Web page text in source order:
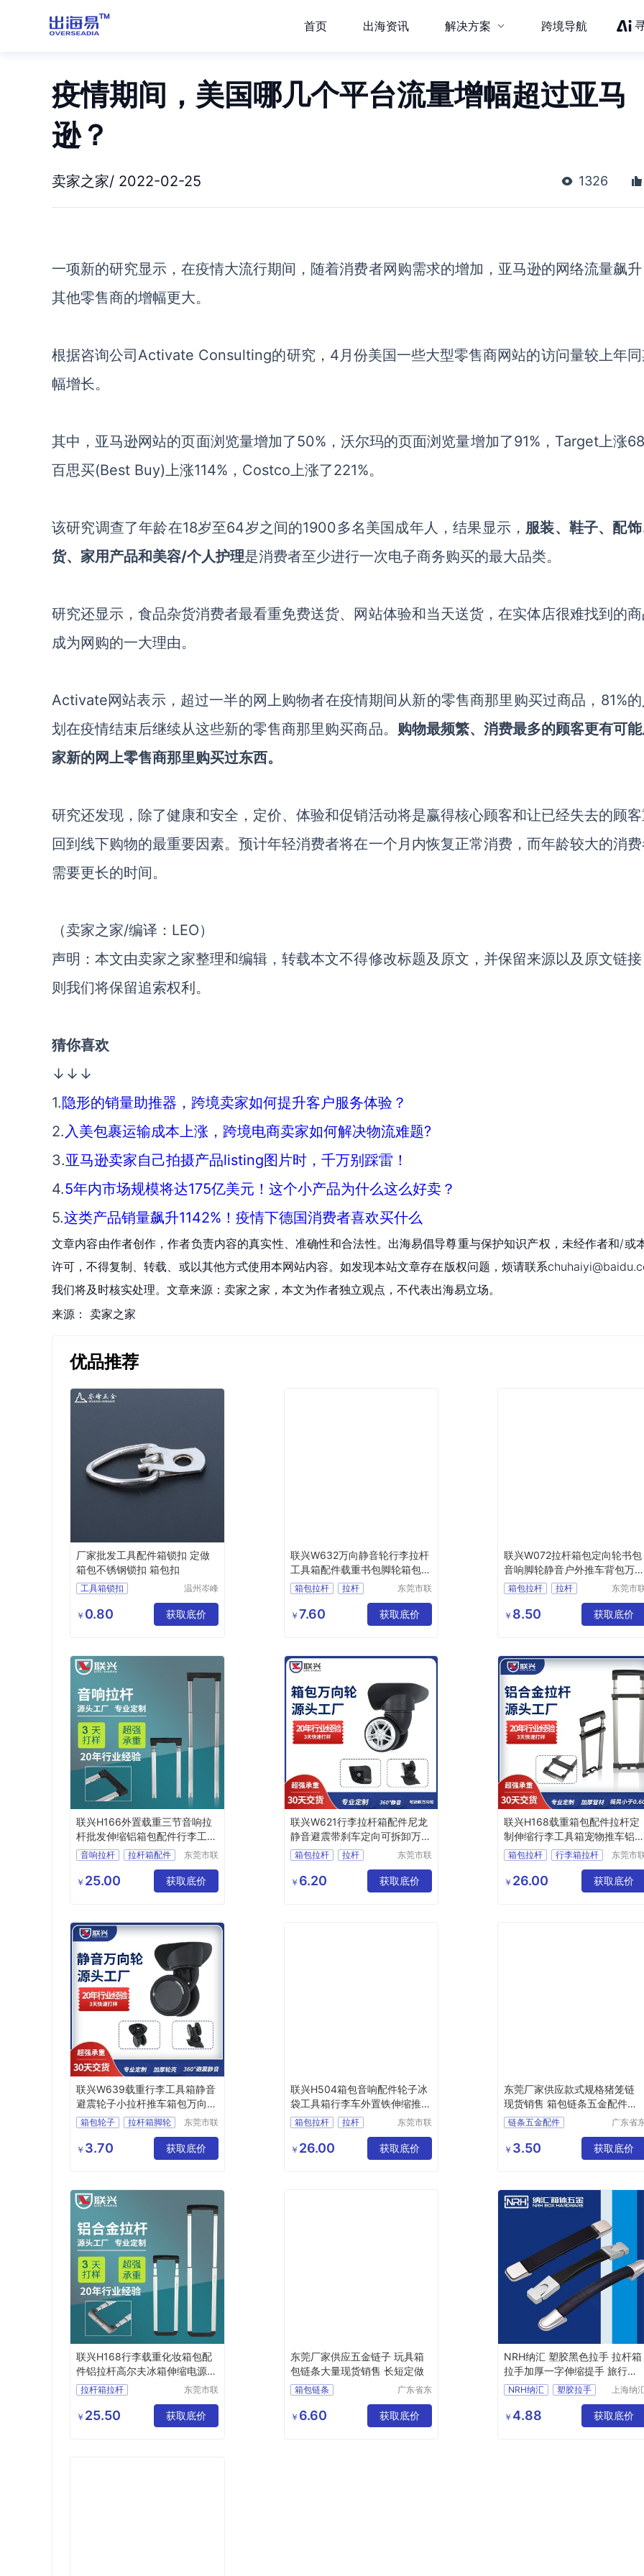
首页 出海资讯 解决方案 跨境导航
疫情期间，美国哪几个平台流量增幅超过亚马
逊？
卖家之家/ 2022-02-25 1326
一项新的研究显示，在疫情大流行期间，随着消费者网购需求的增加，亚马逊的网络流量飙升
其他零售商的增幅更大。
根据咨询公司Activate Consulting的研究，4月份美国一些大型零售商网站的访问量较上年同
幅增长。
其中，亚马逊网站的页面浏览量增加了50%，沃尔玛的页面浏览量增加了91%，Target上涨
百思买(Best Buy)上涨114%，Costco上涨了221%。
该研究调查了年龄在18岁至64岁之间的1900多名美国成年人，结果显示， 服装、鞋子、配
货、家用产品和美容/个人护理是消费者至少进行一次电子商务购买的最大品类。
研究还显示，食品杂货消费者最看重免费送货、网站体验和当天送货，在实体店很难找到的
成为网购的一大理由。
Activate网站表示，超过一半的网上购物者在疫情期间从新的零售商那里购买过商品，81%
划在疫情结束后继续从这些新的零售商那里购买商品。
购物最频繁、消费最多的顾客更有可
家新的网上零售商那里购买过东西。
研究还发现，除了健康和安全，定价、体验和促销活动将是赢得核心顾客和让已经失去的顾
回到线下购物的最重要因素。预计年轻消费者将在一个月内恢复正常消费，而年龄较大的消费
需要更长的时间。
（卖家之家/编译：LEO）
声明：本文由卖家之家整理和编辑，转载本文不得修改标题及原文，并保留来源以及原文链
则我们将保留追索权利。
猜你喜欢
↓↓↓
1.隐形的销量助推器，跨境卖家如何提升客户服务体验？
2. 入美包裹运输成本上涨，跨境电商卖家如何解决物流难题?
3.亚马逊卖家自己拍摄产品listing图片时，千万别踩雷！
4.5年内市场规模将达175亿美元！这个小产品为什么这么好卖？
5.这类产品销量飙升1142%！疫情下德国消费者喜欢买什么
文章内容由作者创作，作者负责内容的真实性、准确性和合法性。出海易倡导尊重与保护知识产权，未经作者和/或
许可，不得复制、转载、或以其他方式使用本网站内容。如发现本站文章存在版权问题，烦请联系
我们将及时核实处理。文章来源：卖家之家，本文为作者独立观点，不代表出海易立场。
来源： 卖家之家
优品推荐
厂家批发工具配件箱锁扣 定做
箱包不锈钢锁扣 箱包扣
工具箱锁扣
箱包扣
温州岑峰
公司
￥ 0.80 获取底价
联兴W632万向静音轮行李拉杆
工具箱配件载重书包脚轮箱包避
震滑轮
箱包拉杆
拉杆
箱包配件
东莞市联
件有限公
司
￥ 7.60 获取底价
联兴W072拉杆箱包定向轮书包
音响脚轮静音户外推车背包万向
轮子
箱包拉杆
拉杆
脚轮生产商
拉杆箱滑轮
东莞市
件有限公
司
￥ 8.50 获取底价
联兴H166外置载重三节音响拉
杆批发伸缩铝箱包配件行李工具
箱拉杆
音响拉杆
拉杆箱配件
箱包拉杆
行李箱轮子
东莞市联
件有限公
司
￥ 25.00 获取底价
联兴W621行李拉杆箱配件尼龙
静音避震带刹车定向可拆卸万向
脚轮
箱包拉杆
拉杆
拉杆箱配件
东莞市联
件有限公
司
￥ 6.20 获取底价
联兴H168载重箱包配件拉杆定
制伸缩行李工具箱宠物推车铝拉
杆批发
箱包拉杆
行李箱拉杆
载重拉杆
箱包配件拉杆
东莞市
件有限公
司
￥ 26.00 获取底价
联兴W639载重行李工具箱静音
避震轮子小拉杆推车箱包万向弹
簧脚轮
箱包轮子
拉杆箱脚轮
箱包脚轮
箱包配件
东莞市联
件有限公
司
￥ 3.70 获取底价
联兴H504箱包音响配件轮子冰
袋工具箱行李车外置铁伸缩推车
拉杆架
箱包拉杆
拉杆
拉杆箱拉杆
东莞市联
件有限公
司
￥ 26.00 获取底价
东莞厂家供应款式规格猪笼链
现货销售 箱包链条五金配件批
发定制
链条五金配件
广东省
镇锦厦社
区锦新
￥ 3.50 获取底价
联兴H168行李载重化妆箱包配
件铝拉杆高尔夫冰箱伸缩电源推
车拉杆
拉杆箱拉杆
拉杆箱脚轮
箱包拉杆
东莞市联
件有限公
司
￥ 25.50 获取底价
东莞厂家供应五金链子 玩具箱
包链条大量现货销售 长短定做
箱包链条
广东省东
镇锦厦社
区锦新街
￥ 6.60 获取底价
NRH纳汇 塑胶黑色拉手 拉杆箱
拉手加厚一字伸缩提手 旅行箱
箱包配件
NRH纳汇
塑胶拉手
加厚一字伸缩提手
上海纳
有限公司
￥ 4.88 获取底价